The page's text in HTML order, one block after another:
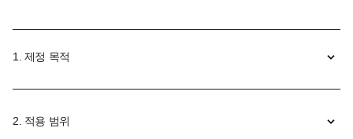
1. 제정 목적
2. 적용 범위